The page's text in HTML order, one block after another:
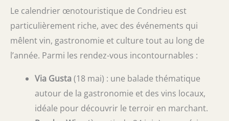
Le calendrier œnotouristique de Condrieu est
particulièrement riche, avec des événements qui
mêlent vin, gastronomie et culture tout au long de
l’année. Parmi les rendez-vous incontournables :
Via Gusta(18 mai) : une balade thématique
autour de la gastronomie et des vins locaux,
idéale pour découvrir le terroir en marchant.